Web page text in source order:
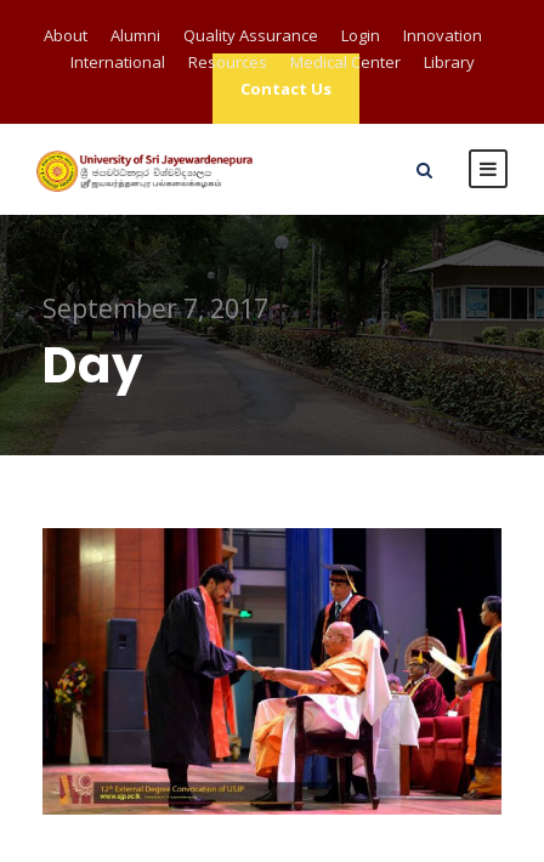
About Alumni Quality Assurance Login
Innovation
International
Resources Medical Center
Library
Contact Us
September 7, 2017
Day